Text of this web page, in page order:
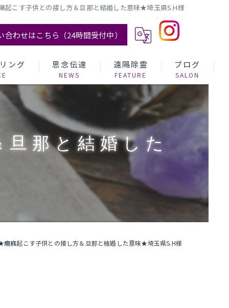
起こす子供との接し方＆旦那と結婚した意味★埼玉県S.H様
わせはこちら（24時間受付中）
ング 思念伝達 遠隔除霊 ブログ
那と結婚した
癪起こす子供との接し方＆旦那と結婚した意味★埼玉県S.H様